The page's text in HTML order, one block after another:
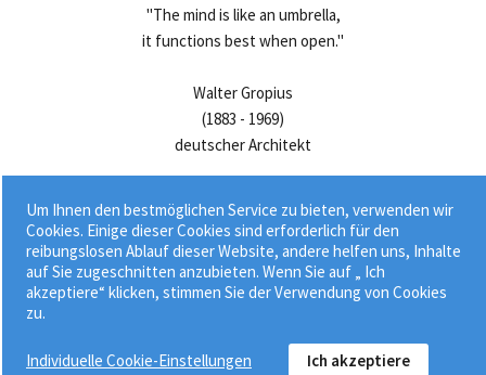
"The mind is like an umbrella,
it functions best when open."
Walter Gropius
(1883 - 1969)
deutscher Architekt
Um Ihnen den bestmöglichen Service zu bieten, verwenden wir
Cookies. Einige dieser Cookies sind erforderlich für den
reibungslosen Ablauf dieser Website, andere helfen uns, Inhalte
auf Sie zugeschnitten anzubieten. Wenn Sie auf „ Ich
akzeptiere“ klicken, stimmen Sie der Verwendung von Cookies
zu.
Individuelle Cookie-Einstellungen Ich akzeptiere